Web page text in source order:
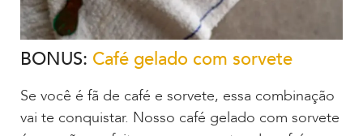
BONUS: Café gelado com sorvete
Se você é fã de café e sorvete, essa combinação
vai te conquistar. Nosso café gelado com sorvete